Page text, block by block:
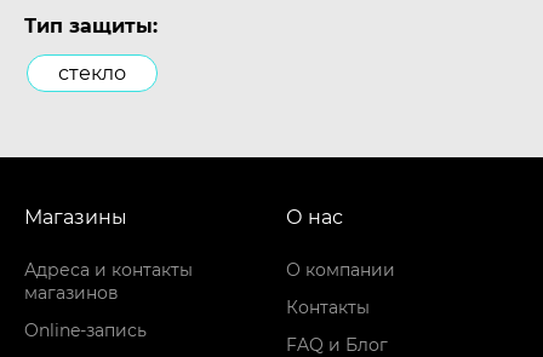
Тип защиты:
стекло
Магазины
Адреса и контакты
магазинов
Online-запись
О нас
О компании
Контакты
FAQ и Блог